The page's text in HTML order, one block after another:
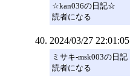
☆kan036の日記☆
読者になる
2024/03/27 22:01:05
ミサキ-msk003の日記
読者になる